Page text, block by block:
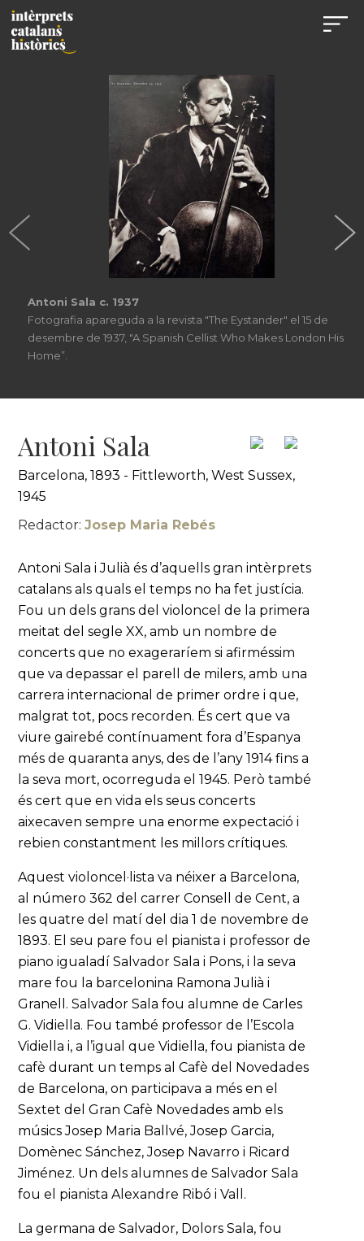
Antoni Sala c. 1937
Fotografia apareguda a la revista "The Eystander" el 15 de
desembre de 1937, "A Spanish Cellist Who Makes London His
Home”.
Antoni Sala
Barcelona, 1893 - Fittleworth, West Sussex,
1945
Redactor:Josep Maria Rebés
Antoni Sala i Julià és d’aquells gran intèrprets
catalans als quals el temps no ha fet justícia.
Fou un dels grans del violoncel de la primera
meitat del segle XX, amb un nombre de
concerts que no exageraríem si afirméssim
que va depassar el parell de milers, amb una
carrera internacional de primer ordre i que,
malgrat tot, pocs recorden. És cert que va
viure gairebé contínuament fora d’Espanya
més de quaranta anys, des de l’any 1914 fins a
la seva mort, ocorreguda el 1945. Però també
és cert que en vida els seus concerts
aixecaven sempre una enorme expectació i
rebien constantment les millors crítiques.
Aquest violoncel·lista va néixer a Barcelona,
al número 362 del carrer Consell de Cent, a
les quatre del matí del dia 1 de novembre de
1893. El seu pare fou el pianista i professor de
piano igualadí Salvador Sala i Pons, i la seva
mare fou la barcelonina Ramona Julià i
Granell. Salvador Sala fou alumne de Carles
G. Vidiella. Fou també professor de l’Escola
Vidiella i, a l’igual que Vidiella, fou pianista de
cafè durant un temps al Cafè del Novedades
de Barcelona, on participava a més en el
Sextet del Gran Cafè Novedades amb els
músics Josep Maria Ballvé, Josep Garcia,
Domènec Sánchez, Josep Navarro i Ricard
Jiménez. Un dels alumnes de Salvador Sala
fou el pianista Alexandre Ribó i Vall.
La germana de Salvador, Dolors Sala, fou